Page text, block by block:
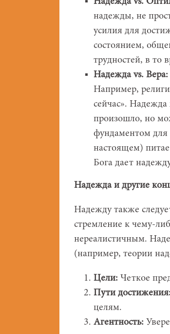
надежды, не
усилия для
состоянием,
трудностей, в то
Надежда vs. Вера:
Например,
сейчас».
произошло, но
фундаментом для
настоящем)
Бога дает
Надежда и другие
Надежду также
стремление к чему-
нереалистичным.
(например, теории
Цели: Четкое
Пути достижения:
целям.
Агентность: